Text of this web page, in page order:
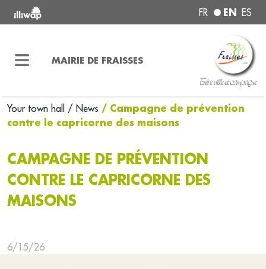
FR EN ES
MAIRIE DE FRAISSES
Your town hall / News / Campagne de prévention
contre le capricorne des maisons
CAMPAGNE DE PRÉVENTION
CONTRE LE CAPRICORNE DES
MAISONS
6/15/26